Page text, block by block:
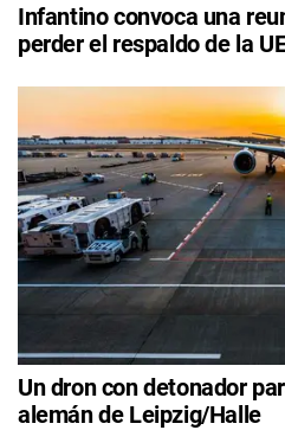
Infantino convoca una
perder el respaldo de la
Un dron con detonador
alemán de Leipzig/Halle